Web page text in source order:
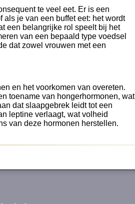
te veel eet. Er is een
je van een buffet eet: het wordt
een belangrijke rol speelt bij het
van een bepaald type voedsel
dat zowel vrouwen met een
en het voorkomen van overeten.
toename van hongerhormonen, wat
dat slaapgebrek leidt tot een
leptine verlaagt, wat volheid
van deze hormonen herstellen.